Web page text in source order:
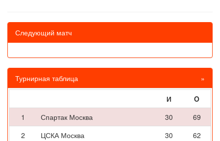
Следующий матч
Турнирная таблица »
И
O
1
Спартак Москва 30
69
2
ЦСКА Москва 30
62